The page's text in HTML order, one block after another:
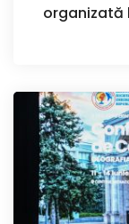
organizată